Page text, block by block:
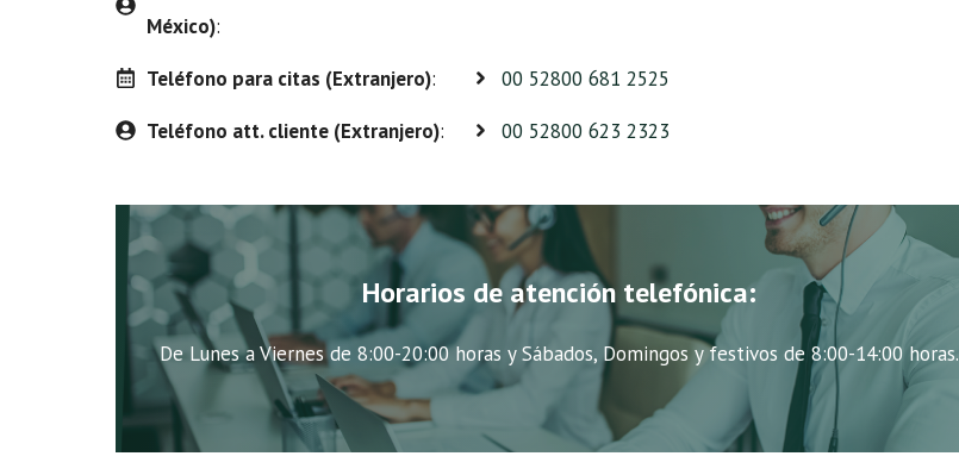
México):
Teléfono para citas (Extranjero):
00 52800 681 2525
Teléfono att. cliente (Extranjero): 00 52800 623 2323
Horarios de atención telefónica:
De Lunes a Viernes de 8:00-20:00 horas y Sábados, Domingos y festivos de 8:00-14:00 horas.